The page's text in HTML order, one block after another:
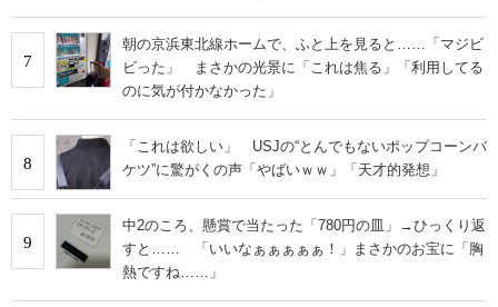
7
朝の京浜東北線ホームで、ふと上を見ると……「マジビ
ビった」 まさかの光景に「これは焦る」「利用してる
のに気が付かなかった」
8
「これは欲しい」 USJの“とんでもないポップコーンバ
ケツ”に驚がくの声「やばいｗｗ」「天才的発想」
9
中2のころ、懸賞で当たった「780円の皿」→ひっくり返
すと…… 「いいなぁぁぁぁぁ！」まさかのお宝に「胸
熱ですね……」